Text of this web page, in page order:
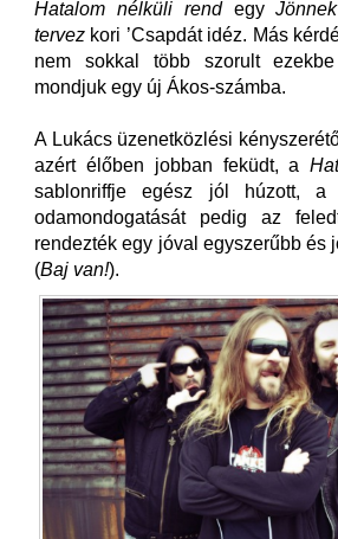
Hatalom nélküli rendegy
tervez kori ’Csapdát idéz. Más
nem sokkal több szorult
mondjuk egy új Ákos-számba.
A Lukács üzenetközlési
azért élőben jobban feküdt, a
sablonriffje egész jól húzott,
odamondogatását pedig az
rendezték egy jóval egyszerűbb és
(Baj van!).